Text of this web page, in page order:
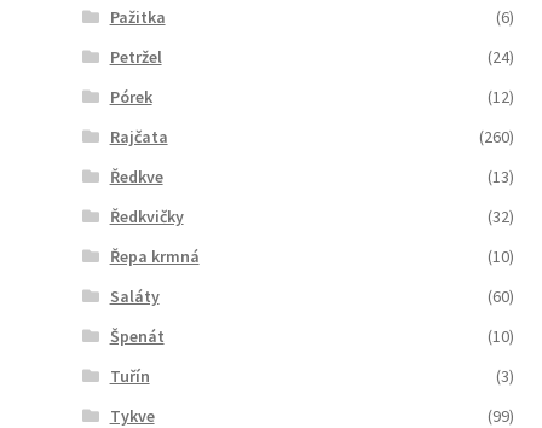
Pažitka
(6)
Petržel
(24)
Pórek
(12)
Rajčata
(260)
Ředkve
(13)
Ředkvičky
(32)
Řepa krmná
(10)
Saláty
(60)
Špenát
(10)
Tuřín
(3)
Tykve
(99)